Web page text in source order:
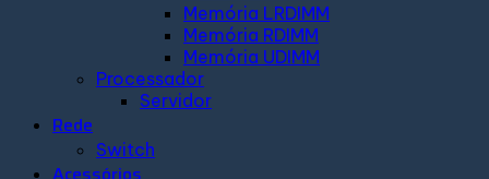
Memória LRDIMM
Memória RDIMM
Memória UDIMM
Processador
Servidor
Rede
Switch